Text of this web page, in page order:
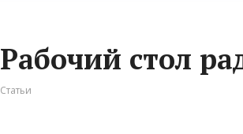
Рабочий стол
Статьи